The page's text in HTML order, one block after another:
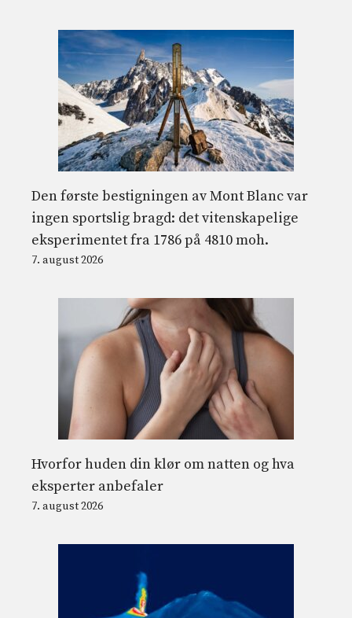
Den første bestigningen av Mont Blanc var
ingen sportslig bragd: det vitenskapelige
eksperimentet fra 1786 på 4810 moh.
7. august 2026
Hvorfor huden din klør om natten og hva
eksperter anbefaler
7. august 2026